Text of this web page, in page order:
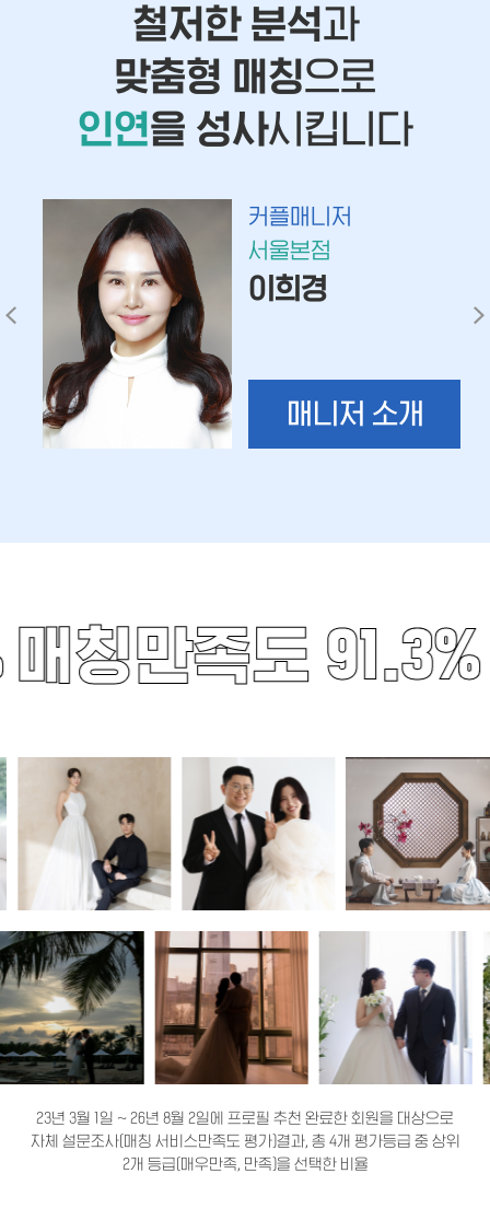
철저한 분석과
맞춤형 매칭으로
인연을 성사시킵니다
커플매니저
서울본점
이희경
매니저 소개
매칭만족도 91.3%
23년 3월 1일 ~ 26년 8월 2일에 프로필 추천 완료한 회원을 대상으로
자체 설문조사(매칭 서비스만족도 평가)결과, 총 4개 평가등급 중 상위
2개 등급(매우만족, 만족)을 선택한 비율